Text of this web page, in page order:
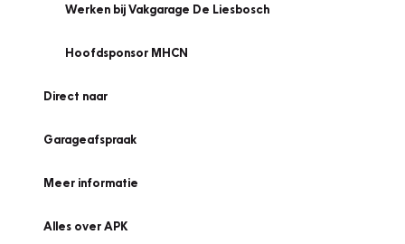
Werken bij Vakgarage De Liesbosch
Hoofdsponsor MHCN
Direct naar
Garageafspraak
Meer informatie
Alles over APK